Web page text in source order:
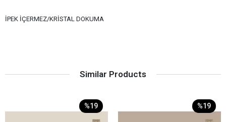
İPEK İÇERMEZ/KRİSTAL DOKUMA
Similar Products
%19 %19